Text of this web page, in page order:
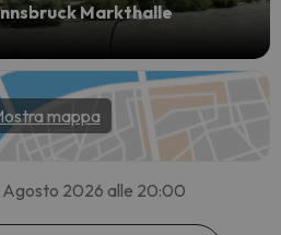
Markthalle
mappa
2026 alle 20:00